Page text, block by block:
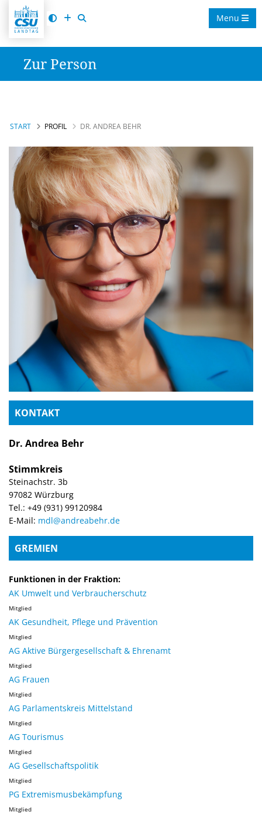
Menu
Zur Person
START PROFIL DR. ANDREA BEHR
KONTAKT
Dr. Andrea Behr
Stimmkreis
Steinachstr. 3b
97082 Würzburg
Tel.: +49 (931) 99120984
E-Mail: mdl@andreabehr.de
GREMIEN
Funktionen in der Fraktion:
AK Umwelt und Verbraucherschutz
Mitglied
AK Gesundheit, Pflege und Prävention
Mitglied
AG Aktive Bürgergesellschaft & Ehrenamt
Mitglied
AG Frauen
Mitglied
AG Parlamentskreis Mittelstand
Mitglied
AG Tourismus
Mitglied
AG Gesellschaftspolitik
Mitglied
PG Extremismusbekämpfung
Mitglied